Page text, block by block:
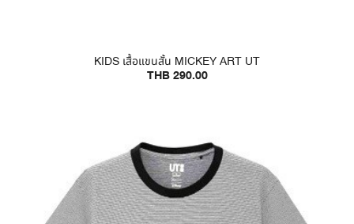
KIDS เสื้อแขนสั้น MICKEY ART UT
THB 290.00